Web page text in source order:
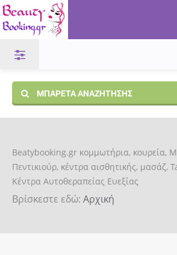
ΜΠΑΡΈΤΑ ΑΝΑΖΉΤΗΣΗΣ
Beatybooking.gr κομμωτήρια, κουρεία,
Πεντικιούρ, κέντρα αισθητικής, μασάζ,
Κέντρα Αυτοθεραπείας Ευεξίας
Βρίσκεστε εδώ: Αρχική